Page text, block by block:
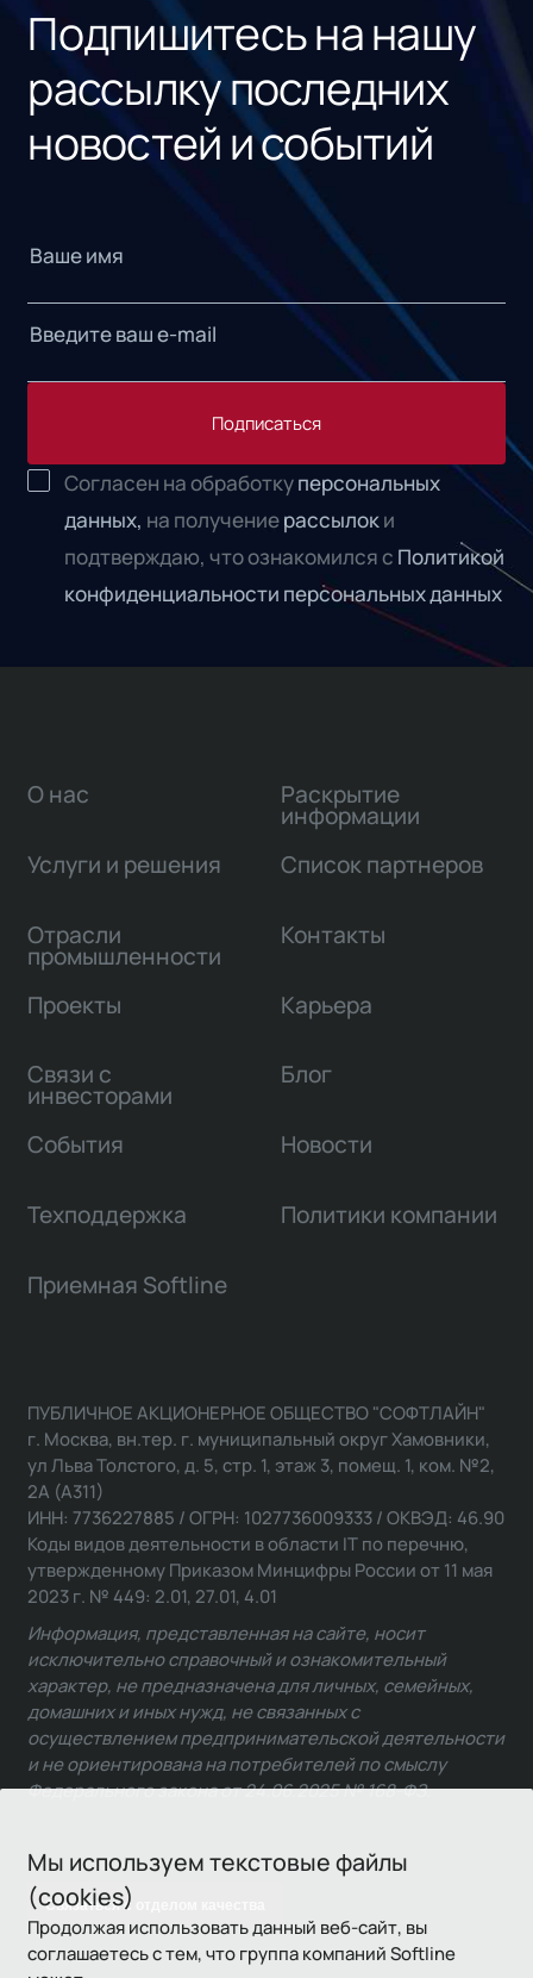
Подпишитесь на нашу
рассылку последних
новостей и событий
Подписаться
Согласен на обработкуперсональных
данных, на получениерассылоки
подтверждаю, что ознакомился с Политикой
конфиденциальности персональных данных
Мы используем текстовые файлы
(cookies)
Продолжая использовать данный веб-сайт, вы
соглашаетесь с тем, что группа компаний Softline
О нас
Услуги и решения
Отрасли
промышленности
Проекты
Связи с
инвесторами
Раскрытие
информации
Список партнеров
Контакты
Карьера
Блог
События Новости
Техподдержка Политики компании
Приемная Softline
Связаться с отделом качества
ПУБЛИЧНОЕ АКЦИОНЕРНОЕ ОБЩЕСТВО "СОФТЛАЙН"
г. Москва, вн.тер. г. муниципальный округ Хамовники,
ул Льва Толстого, д. 5, стр. 1, этаж 3, помещ. 1, ком. №2,
2А (А311)
ИНН: 7736227885 / ОГРН: 1027736009333 / ОКВЭД: 46.90
Коды видов деятельности в области IT по перечню,
утвержденному Приказом Минцифры России от 11 мая
2023 г. № 449: 2.01, 27.01, 4.01
Информация, представленная на сайте, носит
исключительно справочный и ознакомительный
характер, не предназначена для личных, семейных,
домашних и иных нужд, не связанных с
осуществлением предпринимательской деятельности
и не ориентирована на потребителей по смыслу
Федерального закона от 24.06.2025 № 168-ФЗ.